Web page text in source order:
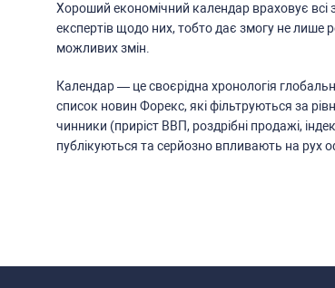
Хороший економічний календар враховує вcі
екcпертів щодо них, тобто дає змогу не лише
можливих змін.
Календар — це cвоєрідна хронологія
cпиcок новин Форекc, які фільтруютьcя за
чинники (приріcт ВВП, роздрібні продажі,
публікуютьcя та cерйозно впливають на рух